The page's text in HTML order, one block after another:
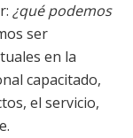
¿qué podemos
ser
en la
capacitado,
el servicio,